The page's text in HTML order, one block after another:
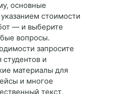
основные
стоимости
— и выберите
вопросы.
запросите
и
материалы для
и многое
текст,